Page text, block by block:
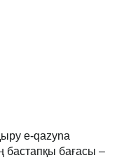
e-qazyna
бағасы –